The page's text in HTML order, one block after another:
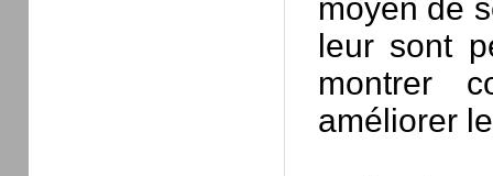
moyen de
leur sont
montrer
améliorer